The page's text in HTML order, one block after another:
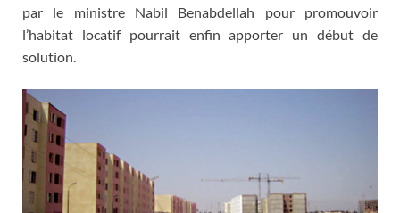
par le ministre Nabil Benabdellah pour promouvoir
l’habitat locatif pourrait enfin apporter un début de
solution.